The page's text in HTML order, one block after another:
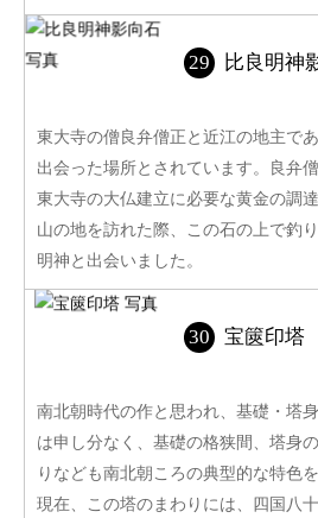
比良明神
東大寺の僧良弁僧正と近江の地主で
出会った場所とされています。良弁
東大寺の大仏建立に必要な黄金の調
山の地を訪れた際、この石の上で釣
明神と出会いました。
宝篋印塔
南北朝時代の作と思われ、基礎・塔
は申し分なく、基礎の格狭間、塔身
りなども南北朝ころの典型的な特色
現在、この塔のまわりには、四国八